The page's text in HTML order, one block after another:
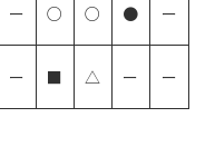
ー ○ ○ ● ー
ー ■ △ ー ー